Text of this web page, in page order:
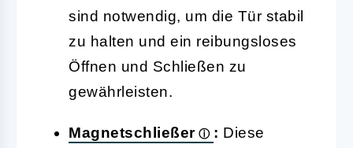
sind notwendig, um die Tür stabil
zu halten und ein reibungsloses
Öffnen und Schließen zu
gewährleisten.
Magnetschließer : Diese